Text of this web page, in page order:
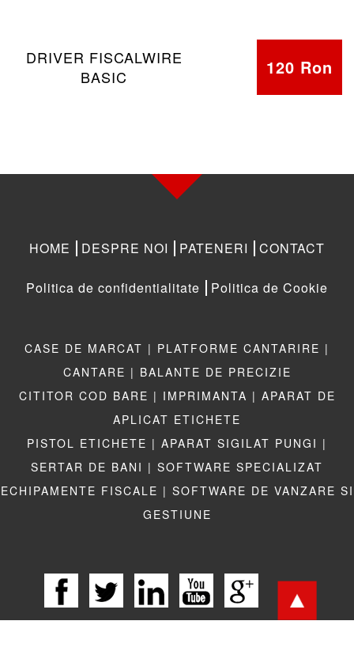
DRIVER FISCALWIRE
BASIC
120 Ron
HOME DESPRE NOI PATENERI CONTACT
Politica de confidentialitate Politica de Cookie
CASE DE MARCAT | PLATFORME CANTARIRE |
CANTARE | BALANTE DE PRECIZIE
CITITOR COD BARE | IMPRIMANTA | APARAT DE
APLICAT ETICHETE
PISTOL ETICHETE | APARAT SIGILAT PUNGI |
SERTAR DE BANI | SOFTWARE SPECIALIZAT
ECHIPAMENTE FISCALE | SOFTWARE DE VANZARE SI
GESTIUNE